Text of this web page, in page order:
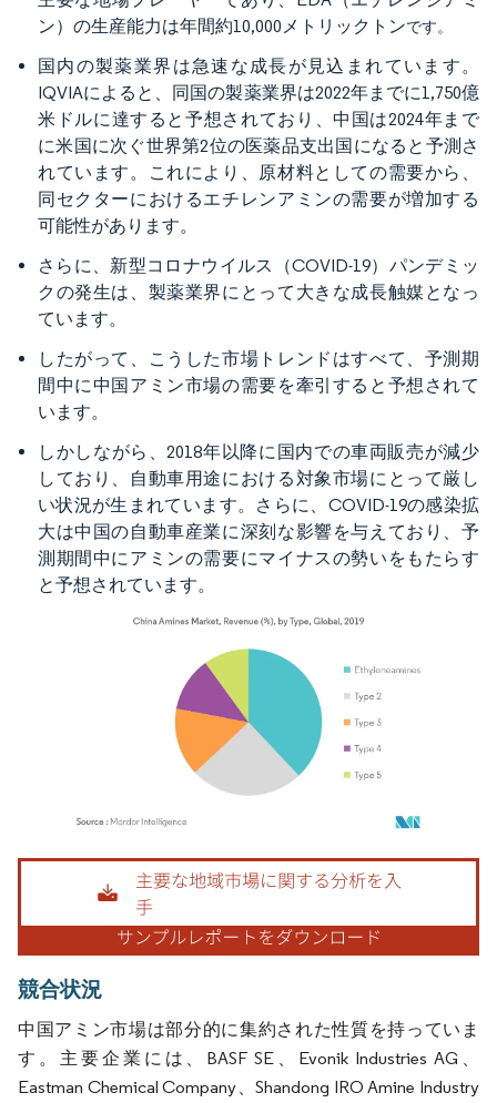
ン）の生産能力は年間約10,000メトリックトンです。
国内の製薬業界は急速な成長が見込まれています。
IQVIAによると、同国の製薬業界は2022年までに1,750億
米ドルに達すると予想されており、中国は2024年まで
に米国に次ぐ世界第2位の医薬品支出国になると予測さ
れています。これにより、原材料としての需要から、
同セクターにおけるエチレンアミンの需要が増加する
可能性があります。
さらに、新型コロナウイルス（COVID-19）パンデミッ
クの発生は、製薬業界にとって大きな成長触媒となっ
ています。
したがって、こうした市場トレンドはすべて、予測期
間中に中国アミン市場の需要を牽引すると予想されて
います。
しかしながら、2018年以降に国内での車両販売が減少
しており、自動車用途における対象市場にとって厳し
い状況が生まれています。さらに、COVID-19の感染拡
大は中国の自動車産業に深刻な影響を与えており、予
測期間中にアミンの需要にマイナスの勢いをもたらす
と予想されています。
画像 © Mordor Intelligence。再利用にはCC BY 4.0の表示が必要です。
競合状況
中国アミン市場は部分的に集約された性質を持っていま
す。主要企業には、BASF SE、Evonik Industries AG、
Eastman Chemical Company、Shandong IRO Amine Industry